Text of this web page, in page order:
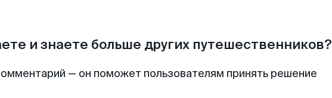
и знаете больше других путешественников?
— он поможет пользователям принять решение